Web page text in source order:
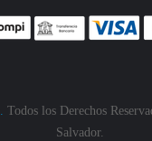
Todos los Derechos
Salvador.